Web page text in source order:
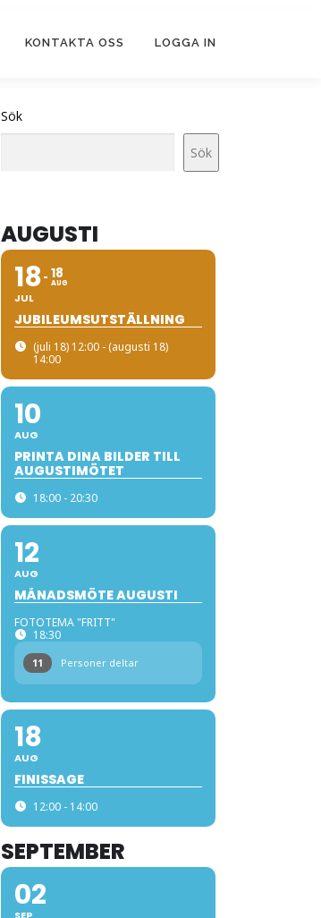
KONTAKTA OSS LOGGA IN
Sök
Sök
AUGUSTI
18
JUL
18
AUG
JUBILEUMSUTSTÄLLNING
(juli 18) 12:00 - (augusti 18)
14:00
10
AUG
PRINTA DINA BILDER TILL
AUGUSTIMÖTET
18:00 - 20:30
12
AUG
MÅNADSMÖTE AUGUSTI
FOTOTEMA "FRITT"
18:30
11 Personer deltar
18
AUG
FINISSAGE
12:00 - 14:00
SEPTEMBER
02
SEP